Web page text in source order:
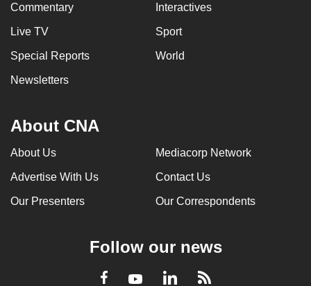
Commentary Interactives
Live TV Sport
Special Reports World
Newsletters
About CNA
About Us Mediacorp Network
Advertise With Us Contact Us
Our Presenters Our Correspondents
Follow our news
Facebook
YoutubeLinkedInRSS